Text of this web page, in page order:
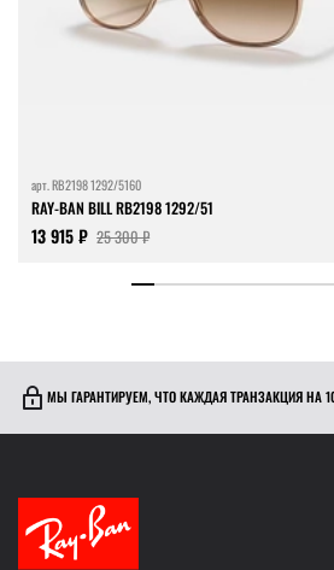
арт.RB2198 1292/5160
RAY-BAN BILL RB2198 1292/51
13 915 ₽ 25 300 ₽
МЫ ГАРАНТИРУЕМ, ЧТО КАЖДАЯ ТРАНЗАКЦИЯ НА